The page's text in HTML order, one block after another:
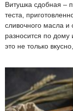
Витушка сдобная –
теста,
сливочного масла
разносится по дому
это не только